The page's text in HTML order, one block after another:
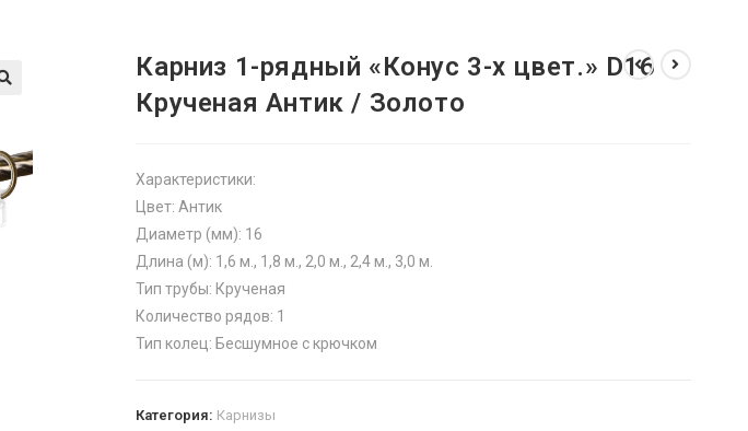
Карниз 1-рядный «Конус 3-х цвет.» D16
Крученая Антик / Золото
Характеристики:
Цвет: Антик
Диаметр (мм): 16
Длина (м): 1,6 м., 1,8 м., 2,0 м., 2,4 м., 3,0 м.
Тип трубы: Крученая
Количество рядов: 1
Тип колец: Бесшумное с крючком
Категория: Карнизы